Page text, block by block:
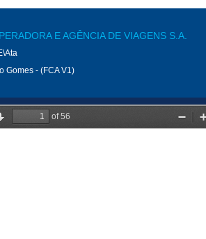
E AGÊNCIA DE VIAGENS S.A.
Gomes - (FCA V1)